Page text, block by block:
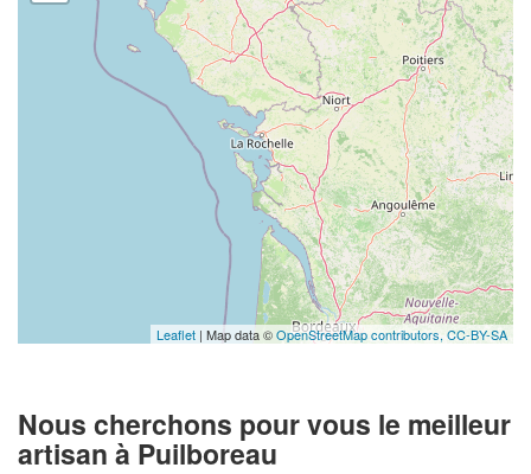
Leaflet | Map data ©OpenStreetMap contributors, CC-BY-SA
Nous cherchons pour vous le meilleur
artisan à Puilboreau